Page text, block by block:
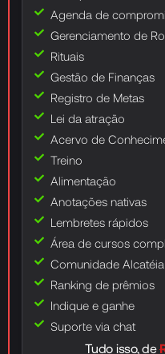
Agenda de
Gerenciamento de
Rituais
Gestão de Finanças
Registro de Metas
Lei da atração
Acervo de
Treino
Alimentação
Anotações nativas
Lembretes rápidos
Área de cursos
Comunidade Alcatéia
Ranking de prêmios
Indique e ganhe
Suporte via chat
Tudo isso, de